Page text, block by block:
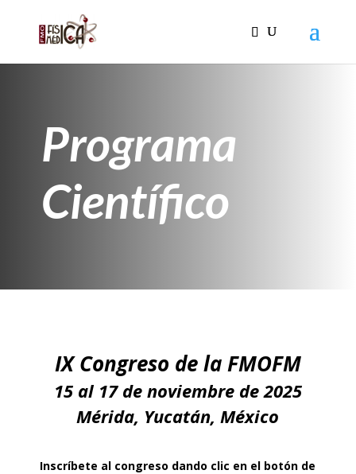
Programa
Científico
IX Congreso de la FMOFM
15 al 17 de noviembre de 2025
Mérida, Yucatán, México
Inscríbete al congreso dando clic en el botón de